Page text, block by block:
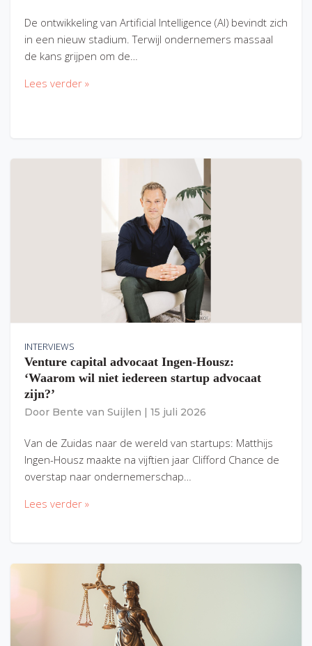
De ontwikkeling van Artificial Intelligence (AI) bevindt zich
in een nieuw stadium. Terwijl ondernemers massaal
de kans grijpen om de…
Lees verder »
INTERVIEWS
Venture capital advocaat Ingen-Housz:
‘Waarom wil niet iedereen startup advocaat
zijn?’
Door Bente van Suijlen 15 juli 2026
Van de Zuidas naar de wereld van startups: Matthijs
Ingen-Housz maakte na vijftien jaar Clifford Chance de
overstap naar ondernemerschap…
Lees verder »